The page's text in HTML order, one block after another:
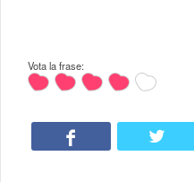
Vota la frase: